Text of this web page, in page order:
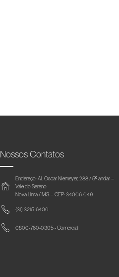
Nossos Contatos
Endereço: Al. Oscar Niemeyer, 288 / 5º andar –
Vale do Sereno
Nova Lima / MG – CEP: 34006-049
(31) 3215-6400
0800-760-0305 - Comercial